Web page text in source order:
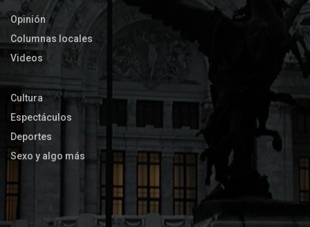
Opinión
Columnas locales
Videos
Cultura
Espectáculos
Deportes
Sexo y algo más